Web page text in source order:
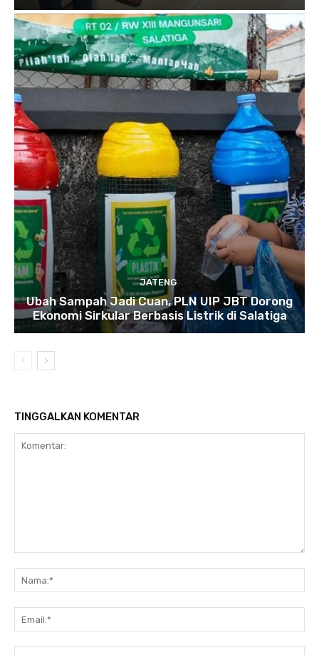
JATENG
Ubah Sampah Jadi Cuan, PLN UIP JBT Dorong
Ekonomi Sirkular Berbasis Listrik di Salatiga
TINGGALKAN KOMENTAR